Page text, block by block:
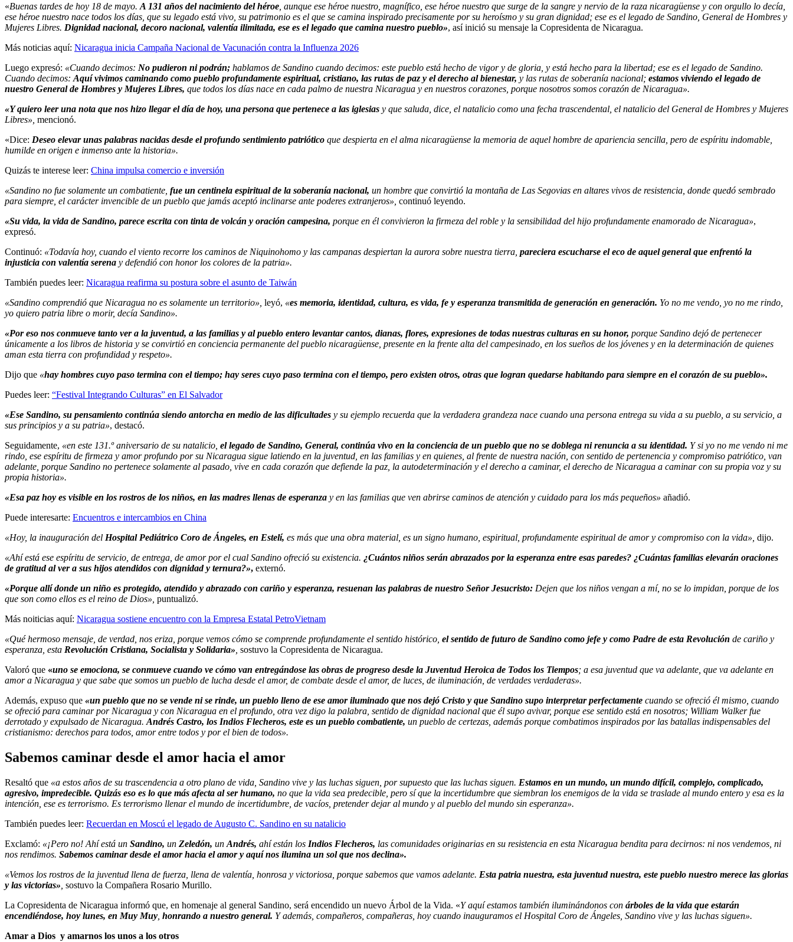
«Buenas tardes de hoy 18 de mayo. A 131 años del nacimiento del héroe , aunque ese héroe nuestro, magnífico, ese héroe nuestro que surge de la sangre y nervio de la raza nicaragüense y con orgullo lo decía,
ese héroe nuestro nace todos los días, que su legado está vivo, su patrimonio es el que se camina inspirado precisamente por su heroísmo y su gran dignidad; ese es el legado de Sandino, General de Hombres y
Mujeres Libres. Dignidad nacional, decoro nacional, valentía ilimitada, ese es el legado que camina nuestro pueblo», así inició su mensaje la Copresidenta de Nicaragua.
Más noticias aquí: Nicaragua inicia Campaña Nacional de Vacunación contra la Influenza 2026
Luego expresó: «Cuando decimos: No pudieron ni podrán; hablamos de Sandino cuando decimos: este pueblo está hecho de vigor y de gloria, y está hecho para la libertad; ese es el legado de Sandino.
Cuando decimos: Aquí vivimos caminando como pueblo profundamente espiritual, cristiano, las rutas de paz y el derecho al bienestar, y las rutas de soberanía nacional; estamos viviendo el legado de
nuestro General de Hombres y Mujeres Libres, que todos los días nace en cada palmo de nuestra Nicaragua y en nuestros corazones, porque nosotros somos corazón de Nicaragua».
«Y quiero leer una nota que nos hizo llegar el día de hoy, una persona que pertenece a las iglesias y que saluda, dice, el natalicio como una fecha trascendental, el natalicio del General de Hombres y Mujeres
Libres», mencionó.
«Dice: Deseo elevar unas palabras nacidas desde el profundo sentimiento patriótico que despierta en el alma nicaragüense la memoria de aquel hombre de apariencia sencilla, pero de espíritu indomable,
humilde en origen e inmenso ante la historia».
Quizás te interese leer: China impulsa comercio e inversión
«Sandino no fue solamente un combatiente, fue un centinela espiritual de la soberanía nacional, un hombre que convirtió la montaña de Las Segovias en altares vivos de resistencia, donde quedó sembrado
para siempre, el carácter invencible de un pueblo que jamás aceptó inclinarse ante poderes extranjeros», continuó leyendo.
«Su vida, la vida de Sandino, parece escrita con tinta de volcán y oración campesina, porque en él convivieron la firmeza del roble y la sensibilidad del hijo profundamente enamorado de Nicaragua»,
expresó.
Continuó: «Todavía hoy, cuando el viento recorre los caminos de Niquinohomo y las campanas despiertan la aurora sobre nuestra tierra, pareciera escucharse el eco de aquel general que enfrentó la
injusticia con valentía serena y defendió con honor los colores de la patria».
También puedes leer: Nicaragua reafirma su postura sobre el asunto de Taiwán
«Sandino comprendió que Nicaragua no es solamente un territorio», leyó, «es memoria, identidad, cultura, es vida, fe y esperanza transmitida de generación en generación. Yo no me vendo, yo no me rindo,
yo quiero patria libre o morir, decía Sandino».
«Por eso nos conmueve tanto ver a la juventud, a las familias y al pueblo entero levantar cantos, dianas, flores, expresiones de todas nuestras culturas en su honor, porque Sandino dejó de pertenecer
únicamente a los libros de historia y se convirtió en conciencia permanente del pueblo nicaragüense, presente en la frente alta del campesinado, en los sueños de los jóvenes y en la determinación de quienes
aman esta tierra con profundidad y respeto».
Dijo que «hay hombres cuyo paso termina con el tiempo; hay seres cuyo paso termina con el tiempo, pero existen otros, otras que logran quedarse habitando para siempre en el corazón de su pueblo».
Puedes leer: “Festival Integrando Culturas” en El Salvador
«Ese Sandino, su pensamiento continúa siendo antorcha en medio de las dificultades y su ejemplo recuerda que la verdadera grandeza nace cuando una persona entrega su vida a su pueblo, a su servicio, a
sus principios y a su patria», destacó.
Seguidamente, «en este 131.º aniversario de su natalicio, el legado de Sandino, General, continúa vivo en la conciencia de un pueblo que no se doblega ni renuncia a su identidad. Y si yo no me vendo ni me
rindo, ese espíritu de firmeza y amor profundo por su Nicaragua sigue latiendo en la juventud, en las familias y en quienes, al frente de nuestra nación, con sentido de pertenencia y compromiso patriótico, van
adelante, porque Sandino no pertenece solamente al pasado, vive en cada corazón que defiende la paz, la autodeterminación y el derecho a caminar, el derecho de Nicaragua a caminar con su propia voz y su
propia historia».
«Esa paz hoy es visible en los rostros de los niños, en las madres llenas de esperanza y en las familias que ven abrirse caminos de atención y cuidado para los más pequeños» añadió.
Puede interesarte: Encuentros e intercambios en China
«Hoy, la inauguración del Hospital Pediátrico Coro de Ángeles, en Estelí, es más que una obra material, es un signo humano, espiritual, profundamente espiritual de amor y compromiso con la vida», dijo.
«Ahí está ese espíritu de servicio, de entrega, de amor por el cual Sandino ofreció su existencia. ¿Cuántos niños serán abrazados por la esperanza entre esas paredes? ¿Cuántas familias elevarán oraciones
de gratitud al ver a sus hijos atendidos con dignidad y ternura?», externó.
«Porque allí donde un niño es protegido, atendido y abrazado con cariño y esperanza, resuenan las palabras de nuestro Señor Jesucristo: Dejen que los niños vengan a mí, no se lo impidan, porque de los
que son como ellos es el reino de Dios», puntualizó.
Más noiticias aquí: Nicaragua sostiene encuentro con la Empresa Estatal PetroVietnam
«Qué hermoso mensaje, de verdad, nos eriza, porque vemos cómo se comprende profundamente el sentido histórico, el sentido de futuro de Sandino como jefe y como Padre de esta Revolución de cariño y
esperanza, esta Revolución Cristiana, Socialista y Solidaria» sostuvo la Copresidenta de Nicaragua.
Valoró que «uno se emociona, se conmueve cuando ve cómo van entregándose las obras de progreso desde la Juventud Heroica de Todos los Tiempos; a esa juventud que va adelante, que va adelante en
amor a Nicaragua y que sabe que somos un pueblo de lucha desde el amor, de combate desde el amor, de luces, de iluminación, de verdades verdaderas».
Además, expuso que «un pueblo que no se vende ni se rinde, un pueblo lleno de ese amor iluminado que nos dejó Cristo y que Sandino supo interpretar perfectamente cuando se ofreció él mismo, cuando
se ofreció para caminar por Nicaragua y con Nicaragua en el profundo, otra vez digo la palabra, sentido de dignidad nacional que él supo avivar, porque ese sentido está en nosotros; William Walker fue
derrotado y expulsado de Nicaragua. Andrés Castro, los Indios Flecheros, este es un pueblo combatiente, un pueblo de certezas, además porque combatimos inspirados por las batallas indispensables del
cristianismo: derechos para todos, amor entre todos y por el bien de todos».
Sabemos caminar desde el amor hacia el amor
Resaltó que «a estos años de su trascendencia a otro plano de vida, Sandino vive y las luchas siguen, por supuesto que las luchas siguen. Estamos en un mundo, un mundo difícil, complejo, complicado,
agresivo, impredecible. Quizás eso es lo que más afecta al ser humano, no que la vida sea predecible, pero sí que la incertidumbre que siembran los enemigos de la vida se traslade al mundo entero y esa es la
intención, ese es terrorismo. Es terrorismo llenar el mundo de incertidumbre, de vacíos, pretender dejar al mundo y al pueblo del mundo sin esperanza».
También puedes leer: Recuerdan en Moscú el legado de Augusto C. Sandino en su natalicio
Exclamó: «¡Pero no! Ahí está un Sandino, un Zeledón, un Andrés, ahí están los Indios Flecheros, las comunidades originarias en su resistencia en esta Nicaragua bendita para decirnos: ni nos vendemos, ni
nos rendimos. Sabemos caminar desde el amor hacia el amor y aquí nos ilumina un sol que nos declina».
«Vemos los rostros de la juventud llena de fuerza, llena de valentía, honrosa y victoriosa, porque sabemos que vamos adelante. Esta patria nuestra, esta juventud nuestra, este pueblo nuestro merece las glorias
y las victorias» sostuvo la Compañera Rosario Murillo.
La Copresidenta de Nicaragua informó que, en homenaje al general Sandino, será encendido un nuevo Árbol de la Vida. «Y aquí estamos también iluminándonos con árboles de la vida que estarán
encendiéndose, hoy lunes, en Muy Muy honrando a nuestro general. Y además, compañeros, compañeras, hoy cuando inauguramos el Hospital Coro de Ángeles, Sandino vive y las luchas siguen».
Amar a Dios y amarnos los unos a los otros